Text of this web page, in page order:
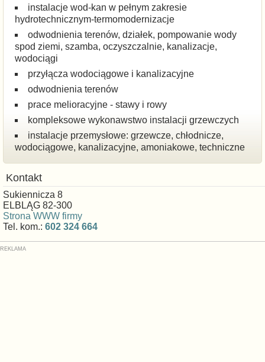
instalacje wod-kan w pełnym zakresie
hydrotechnicznym-termomodernizacje
odwodnienia terenów, działek, pompowanie wody
spod ziemi, szamba, oczyszczalnie, kanalizacje,
wodociągi
przyłącza wodociągowe i kanalizacyjne
odwodnienia terenów
prace melioracyjne - stawy i rowy
kompleksowe wykonawstwo instalacji grzewczych
instalacje przemysłowe: grzewcze, chłodnicze,
wodociągowe, kanalizacyjne, amoniakowe, techniczne
Kontakt
Sukiennicza 8
ELBLĄG 82-300
Strona WWW firmy
Tel. kom.: 602 324 664